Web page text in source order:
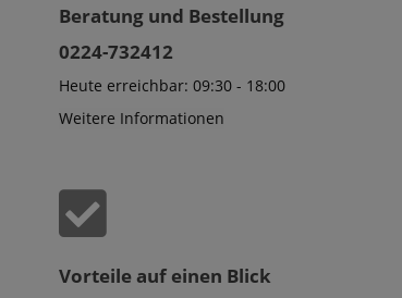
Beratung und Bestellung
0224-732412
Heute erreichbar: 09:30 - 18:00
Weitere Informationen
Vorteile auf einen Blick